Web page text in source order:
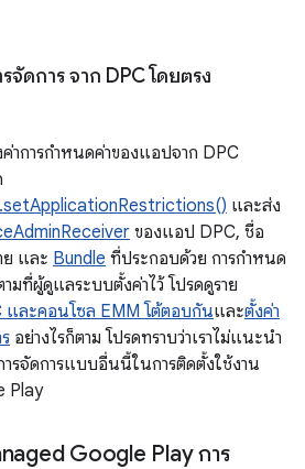
ดการ จาก DPC โดยตรง
าการกำหนดค่าของแอปจาก DPC
และส่ง
ของแอป DPC, ชื่อ
และ Bundle ที่ประกอบด้วย การกำหนด
มที่ผู้ดูแลระบบตั้งค่าไว้ โปรดดูราย
และคอนโซล EMM โต้ตอบกันและตั้งค่า
อย่างไรก็ตาม โปรดทราบว่าเราไม่แนะนำ
รจัดการแบบอื่นนี้ในการติดตั้งใช้งาน
Play
Google Play การ